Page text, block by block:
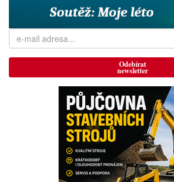
Odebírat
newsletter